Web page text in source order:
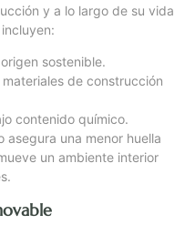
y a lo largo de su vida
sostenible.
de construcción
contenido químico.
asegura una menor huella
un ambiente interior